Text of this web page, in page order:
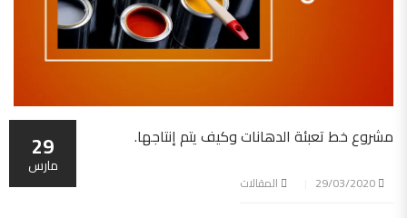
مشروع خط تعبئة الدهانات وكيف يتم إنتاجها.
المقالات
29
مارس